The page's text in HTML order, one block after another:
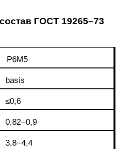
ГОСТ 19265–73
Р6М5
basis
≤0,6
0,82−0,9
3,8−4,4